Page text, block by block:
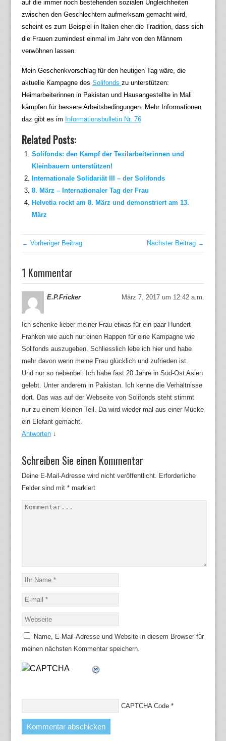
auf die immer noch bestehenden sozialen Ungleichheiten
zwischen den Geschlechtern aufmerksam gemacht wird,
scheint es zum Beispiel in Italien eher die Tradition, dass sich
die Frauen zumindest einmal im Jahr von den Männern
verwöhnen lassen.
Mein Geschenkvorschlag für den heutigen Tag wäre, die
aktuelle Kampagne des Solifonds zu unterstützen:
Heimarbeiterinnen in Pakistan und Hausangestellte in Mali
kämpfen für bessere Arbeitsbedingungen. Mehr Informationen
daz gibt es im Informationsbulletin Nr. 76
Related Posts:
Solifonds: den Kampf der Texilarbeiterinnen und
Kleinbauern unterstützen!
Internationale Solidariät III – der Solifonds
8. März – Internationaler Tag der Frau
Helvetia rockt am 8. März und demonstriert am 13.
März
← Vorheriger Beitrag Nächster Beitrag →
1 Kommentar
E.P.Fricker März 7, 2017 um 12:42 a.m.
Ich schenke lieber meiner Frau etwas für ein paar Hundert
Franken wie auch nur einen Rappen für eine Kampagne wie
Solifonds auszugeben. Schliesslich lebe ich hier und habe
mehr davon wenn meine Frau glücklich und zufrieden ist.
Und nur so nebenbei: Ich habe fast 20 Jahre in Süd-Ost Asien
gelebt. Unter anderem in Pakistan. Ich kenne die Verhältnisse
dort. Das was auf der Webseite von Solifonds steht stimmt
nur zu einem kleinen Teil. Da wird wieder mal aus einer Mücke
ein Elefant gemacht.
Antworten ↓
Schreiben Sie einen Kommentar
Deine E-Mail-Adresse wird nicht veröffentlicht. Erforderliche
Felder sind mit *markiert
Name, E-Mail-Adresse und Website in diesem Browser für
meinen nächsten Kommentar speichern.
CAPTCHA Code*